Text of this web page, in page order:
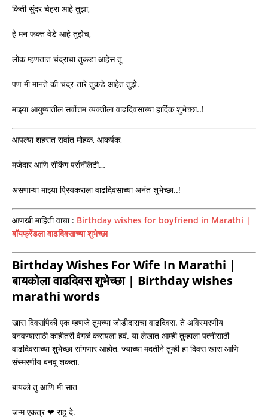
किती सुंदर चेहरा आहे तुझा,
हे मन फक्त वेडे आहे तुझेच,
लोक म्हणतात चंद्राचा तुकडा आहेस तू
पण मी मानते की चंद्र-तारे तुकडे आहेत तुझे.
माझ्या आयुष्यातील सर्वोत्तम व्यक्तीला वाढदिवसाच्या हार्दिक शुभेच्छा..!
आपल्या शहरात सर्वात मोहक, आकर्षक,
मजेदार आणि रॉकिंग पर्सनॅलिटी…
असणाऱ्या माझ्या प्रियकराला वाढदिवसाच्या अनंत शुभेच्छा..!
आणखी माहिती वाचा : Birthday wishes for boyfriend in Marathi |
बॉयफ्रेंडला वाढदिवसाच्या शुभेच्छा
Birthday Wishes For Wife In Marathi |
बायकोला वाढदिवस शुभेच्छा | Birthday wishes
marathi words
खास दिवसांपैकी एक म्हणजे तुमच्या जोडीदाराचा वाढदिवस. ते अविस्मरणीय
बनवण्यासाठी काहीतरी वेगळं करायला हवं. या लेखात आम्ही तुम्हाला पत्नीसाठी
वाढदिवसाच्या शुभेच्छा सांगणार आहोत, ज्याच्या मदतीने तुम्ही हा दिवस खास आणि
संस्मरणीय बनवू शकता.
बायको तु आणि मी सात
जन्म एकत्र ❤ राहू दे.